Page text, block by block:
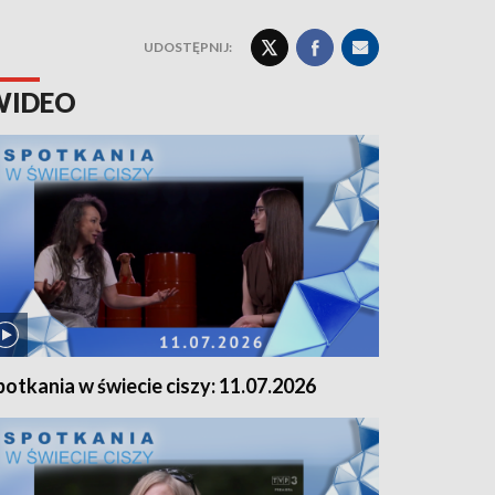
UDOSTĘPNIJ:
w świecie ciszy: 11.07.2026